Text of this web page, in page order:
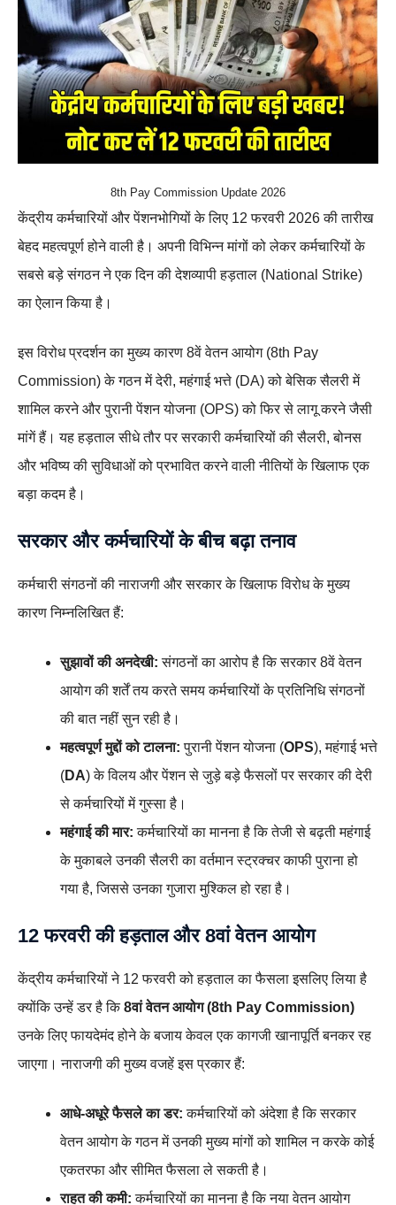
8th Pay Commission Update 2026
केंद्रीय कर्मचारियों और पेंशनभोगियों के लिए 12 फरवरी 2026 की तारीख
बेहद महत्वपूर्ण होने वाली है। अपनी विभिन्न मांगों को लेकर कर्मचारियों के
सबसे बड़े संगठन ने एक दिन की देशव्यापी हड़ताल (National Strike)
का ऐलान किया है।
इस विरोध प्रदर्शन का मुख्य कारण 8वें वेतन आयोग (8th Pay
Commission) के गठन में देरी, महंगाई भत्ते (DA) को बेसिक सैलरी में
शामिल करने और पुरानी पेंशन योजना (OPS) को फिर से लागू करने जैसी
मांगें हैं। यह हड़ताल सीधे तौर पर सरकारी कर्मचारियों की सैलरी, बोनस
और भविष्य की सुविधाओं को प्रभावित करने वाली नीतियों के खिलाफ एक
बड़ा कदम है।
सरकार और कर्मचारियों के बीच बढ़ा तनाव
कर्मचारी संगठनों की नाराजगी और सरकार के खिलाफ विरोध के मुख्य
कारण निम्नलिखित हैं:
सुझावों की अनदेखी: संगठनों का आरोप है कि सरकार 8वें वेतन
आयोग की शर्तें तय करते समय कर्मचारियों के प्रतिनिधि संगठनों
की बात नहीं सुन रही है।
महत्वपूर्ण मुद्दों को टालना: पुरानी पेंशन योजना (OPS), महंगाई भत्ते
(DA) के विलय और पेंशन से जुड़े बड़े फैसलों पर सरकार की देरी
से कर्मचारियों में गुस्सा है।
महंगाई की मार: कर्मचारियों का मानना है कि तेजी से बढ़ती महंगाई
के मुकाबले उनकी सैलरी का वर्तमान स्ट्रक्चर काफी पुराना हो
गया है, जिससे उनका गुजारा मुश्किल हो रहा है।
12 फरवरी की हड़ताल और 8वां वेतन आयोग
केंद्रीय कर्मचारियों ने 12 फरवरी को हड़ताल का फैसला इसलिए लिया है
क्योंकि उन्हें डर है कि8वां वेतन आयोग (8th Pay Commission)
उनके लिए फायदेमंद होने के बजाय केवल एक कागजी खानापूर्ति बनकर रह
जाएगा। नाराजगी की मुख्य वजहें इस प्रकार हैं:
आधे-अधूरे फैसले का डर: कर्मचारियों को अंदेशा है कि सरकार
वेतन आयोग के गठन में उनकी मुख्य मांगों को शामिल न करके कोई
एकतरफा और सीमित फैसला ले सकती है।
राहत की कमी: कर्मचारियों का मानना है कि नया वेतन आयोग